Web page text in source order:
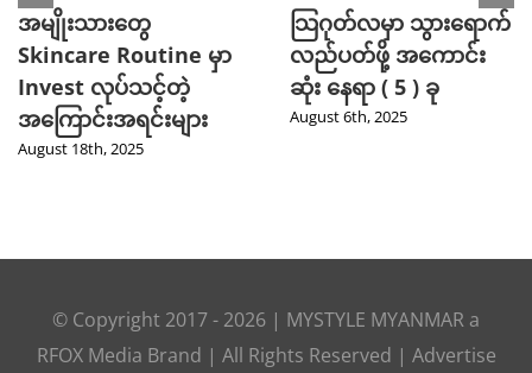
အမျိုးသားတွေ
Skincare Routine မှာ
Invest လုပ်သင့်တဲ့
အကြောင်းအရင်းများ
August 18th, 2025
သြဂုတ်လမှာ သွားရောက်
လည်ပတ်ဖို့ အကောင်း
ဆုံး နေရာ ( 5 ) ခု
August 6th, 2025
© Copyright 2017 - 2026 | MYSTYLE MYANMAR a
RFOX Media Brand | All Rights Reserved | Advertise